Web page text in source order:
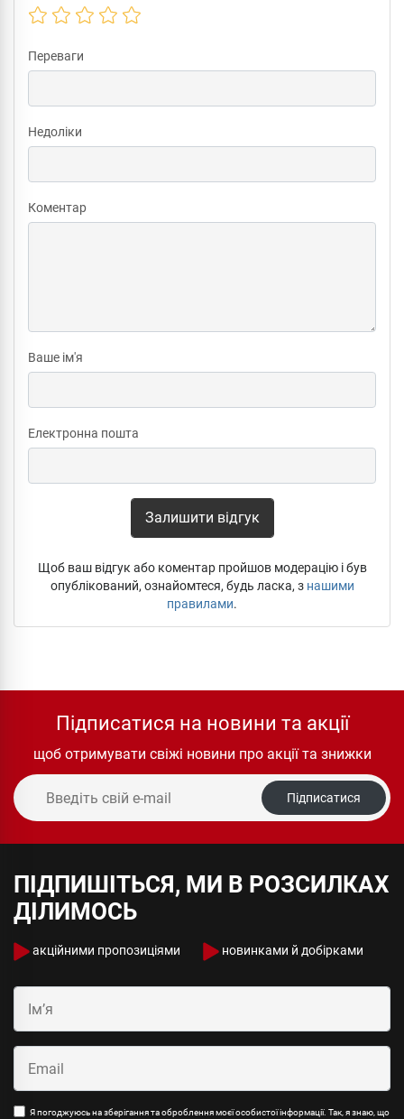
Переваги
Недоліки
Коментар
Ваше ім'я
Електронна пошта
Залишити відгук
Щоб ваш відгук або коментар пройшов модерацію і був
опублікований, ознайомтеся, будь ласка, з нашими
правилами.
Підписатися на новини та акції
щоб отримувати свіжі новини про акції та знижки
Підписатися
ПІДПИШІТЬСЯ, МИ В РОЗСИЛКАХ
ДІЛИМОСЬ
акційними пропозиціями новинками й добірками
Я погоджуюсь на зберігання та оброблення моєї особистої інформації. Так, я знаю, що